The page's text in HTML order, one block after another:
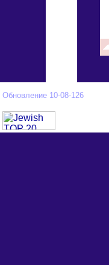
Обновление 10-08-126